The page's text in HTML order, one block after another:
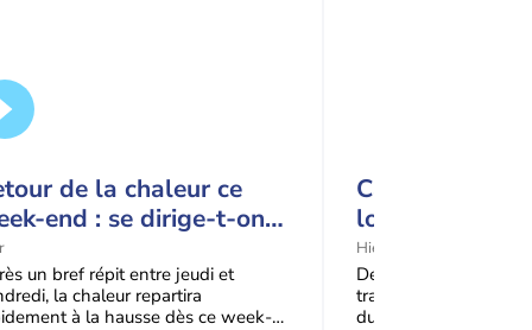
de la chaleur ce
end : se dirige-t-on
une cinquième vague
chaleur en France ?
un bref répit entre jeudi et
la chaleur repartira
à la hausse dès ce week-
Canicules à
lourdes
la France
Hier
Depuis le mois de
traverse un été
durée et son